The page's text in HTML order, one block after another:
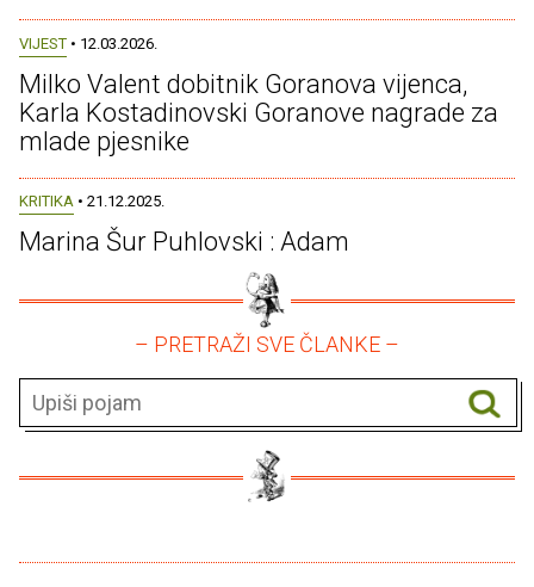
VIJEST • 12.03.2026.
Milko Valent dobitnik Goranova vijenca,
Karla Kostadinovski Goranove nagrade za
mlade pjesnike
KRITIKA • 21.12.2025.
Marina Šur Puhlovski : Adam
– PRETRAŽI SVE ČLANKE –